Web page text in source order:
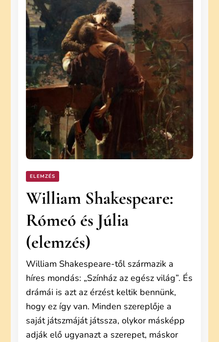
ELEMZÉS
William Shakespeare:
Rómeó és Júlia
(elemzés)
William Shakespeare-től származik a
híres mondás: „Színház az egész világ”. És
drámái is azt az érzést keltik bennünk,
hogy ez így van. Minden szereplője a
saját játszmáját játssza, olykor másképp
adják elő ugyanazt a szerepet, máskor